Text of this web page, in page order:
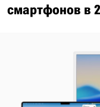
смартфонов в